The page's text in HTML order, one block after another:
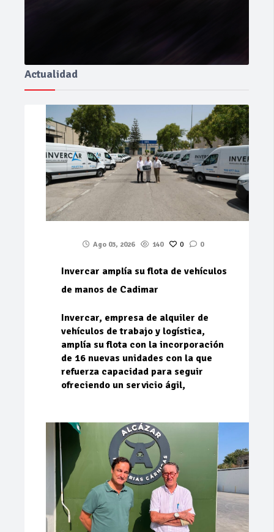
Actualidad
Ago 03, 2026 140 0 0
Invercar amplía su flota de vehículos
de manos de Cadimar
Invercar, empresa de alquiler de
vehículos de trabajo y logística,
amplía su flota con la incorporación
de 16 nuevas unidades con la que
refuerza capacidad para seguir
ofreciendo un servicio ágil,